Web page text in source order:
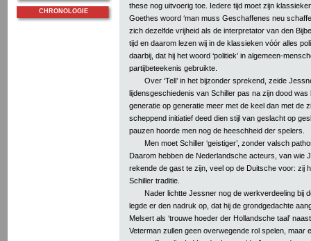
these nog uitvoerig toe. Iedere tijd moet zijn
Goethes woord ‘man muss Geschaffenes neu
zich dezelfde vrijheid als de interpretator van den
tijd en daarom lezen wij in de klassieken vóór alles
daarbij, dat hij het woord ‘politiek’ in algemeen-
partijbeteekenis gebruikte.
Over ‘Tell’ in het bijzonder sprekend, zeide
lijdensgeschiedenis van Schiller pas na zijn dood
generatie op generatie meer met de keel dan met de
scheppend initiatief deed dien stijl van geslacht op
pauzen hoorde men nog de heeschheid der spelers.
Men moet Schiller ‘geistiger’, zonder valsch
Daarom hebben de Nederlandsche acteurs, van wie
rekende de gast te zijn, veel op de Duitsche voor: zij
Schiller traditie.
Nader lichtte Jessner nog de werkverdeeling bij
legde er den nadruk op, dat hij de grondgedachte
Melsert als ‘trouwe hoeder der Hollandsche taal’
Veterman zullen geen overwegende rol spelen, maar
CHRONOLOGIE